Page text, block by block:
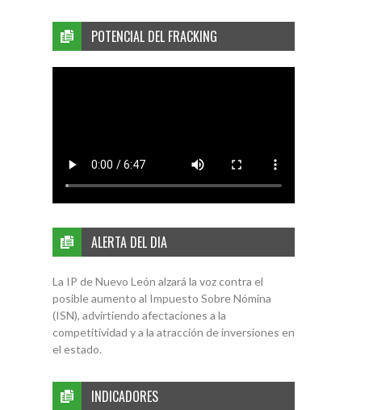
POTENCIAL DEL FRACKING
ALERTA DEL DIA
La IP de Nuevo León alzará la voz contra el
posible aumento al Impuesto Sobre Nómina
(ISN), advirtiendo afectaciones a la
competitividad y a la atracción de inversiones en
el estado.
INDICADORES